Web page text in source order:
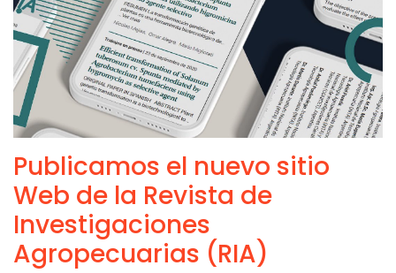
Publicamos el nuevo sitio
Web de la Revista de
Investigaciones
Agropecuarias (RIA)